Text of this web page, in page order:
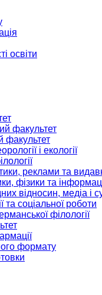
освіти
факультет
факультет
і екології
реклами та
фізики та
відносин, медіа і
та соціальної роботи
філології
формату